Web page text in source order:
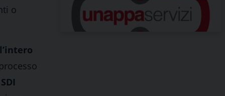
o
SDI